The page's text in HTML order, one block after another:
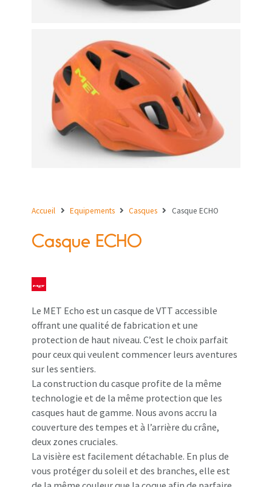
Accueil Equipements Casques Casque ECHO
Casque ECHO
Le MET Echo est un casque de VTT accessible
offrant une qualité de fabrication et une
protection de haut niveau. C’est le choix parfait
pour ceux qui veulent commencer leurs aventures
sur les sentiers.
La construction du casque profite de la même
technologie et de la même protection que les
casques haut de gamme. Nous avons accru la
couverture des tempes et à l’arrière du crâne,
deux zones cruciales.
La visière est facilement détachable. En plus de
vous protéger du soleil et des branches, elle est